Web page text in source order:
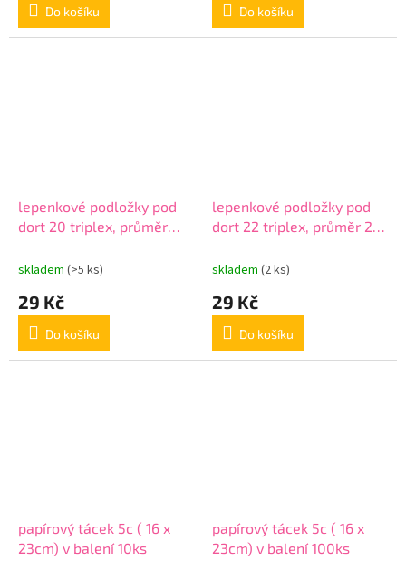
Do košíku Do košíku
lepenkové podložky pod
dort 20 triplex, průměr
skladem (>5 ks)
29 Kč
Do košíku
lepenkové podložky pod
dort 22 triplex, průměr 22
skladem (2 ks)
29 Kč
Do košíku
papírový tácek 5c ( 16 x
23cm) v balení 10ks
papírový tácek 5c ( 16 x
23cm) v balení 100ks